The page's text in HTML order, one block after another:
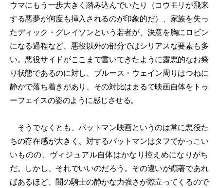
ウマにもう一歩大きく踏み込んでいたり（コウモリが飛来
する悪夢が何度も挿入されるのが印象的だ）、家族を失っ
たディック・グレイソンという若者が、決意を胸にロビン
になる過程など、悪役以外の部分ではシリアスな要素も多
い。悪役サイドがここまで書いてきたように露悪的なお祭
り状態であるのに対し、ブルース・ウェイン周りはつねに
静かで落ち着きがあり、その対比はまるで映画自体をトゥ
ーフェイスの姿のように感じさせる。
そうでなくとも、バットマン映画というのは常に悪役た
ちの存在感が大きく、対するバットマンはタフでかっこい
いものの、ヴィジュアル自体はかなり控えめになりがち
だ。しかし、それでいいのだろう。その違いが顕著であれ
ばあるほど、闇の騎士の静かな力強さが際立ってくるので